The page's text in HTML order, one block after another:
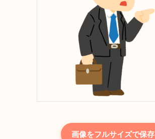
画像をフルサイズで保存